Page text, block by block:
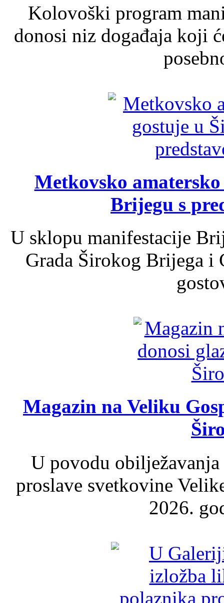
Kolovoški program
donosi niz događaja koji
Metkovsko
Brijegu s
U sklopu manifestacije
Grada Širokog Brijega
Magazin na Veliku
U povodu
proslave svetkovine
2026.